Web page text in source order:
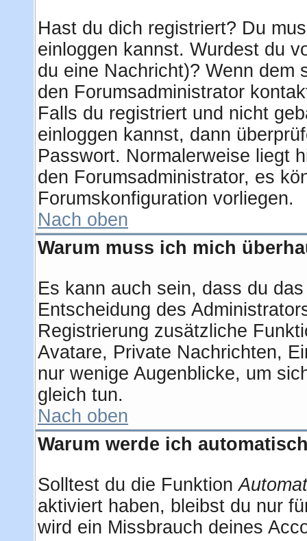
Hast du dich registriert? Du
einloggen kannst. Wurdest du
du eine Nachricht)? Wenn dem
den Forumsadministrator
Falls du registriert und nicht
einloggen kannst, dann
Passwort. Normalerweise liegt
den Forumsadministrator, es
Forumskonfiguration vorliegen.
Nach oben
Warum muss ich mich
Es kann auch sein, dass du
Entscheidung des
Registrierung zusätzliche
Avatare, Private Nachrichten,
nur wenige Augenblicke, um
gleich tun.
Nach oben
Warum werde ich
Solltest du die Funktion
aktiviert haben, bleibst du nur
wird ein Missbrauch deines